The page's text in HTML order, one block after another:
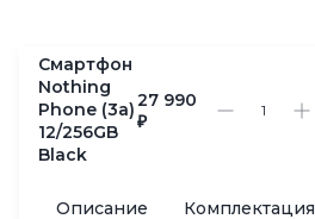
Смартфон
Nothing
Phone (3a)
12/256GB
Black
27 990
₽
Описание Комплектация